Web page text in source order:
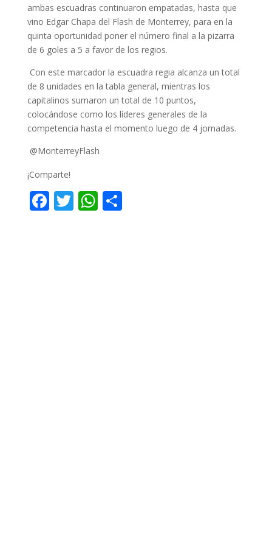
ambas escuadras continuaron empatadas, hasta que
vino Edgar Chapa del Flash de Monterrey, para en la
quinta oportunidad poner el número final a la pizarra
de 6 goles a 5 a favor de los regios.
Con este marcador la escuadra regia alcanza un total
de 8 unidades en la tabla general, mientras los
capitalinos sumaron un total de 10 puntos,
colocándose como los líderes generales de la
competencia hasta el momento luego de 4 jornadas.
@MonterreyFlash
¡Comparte!
F T W C